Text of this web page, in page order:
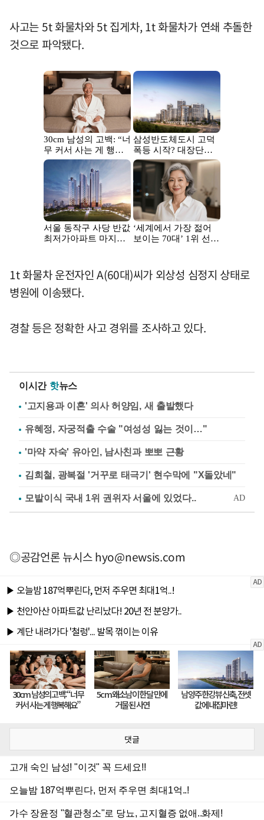
사고는 5t 화물차와 5t 집게차, 1t 화물차가 연쇄 추돌한
것으로 파악됐다.
1t 화물차 운전자인 A(60대)씨가 외상성 심정지 상태로
병원에 이송됐다.
경찰 등은 정확한 사고 경위를 조사하고 있다.
이시간 핫뉴스
'고지용과 이혼' 의사 허양임, 새 출발했다
유혜정, 자궁적출 수술 "여성성 잃는 것이…"
'마약 자숙' 유아인, 남사친과 뽀뽀 근황
김희철, 광복절 '거꾸로 태극기' 현수막에 "X돌았네"
◎공감언론 뉴시스hyo@newsis.com
댓글